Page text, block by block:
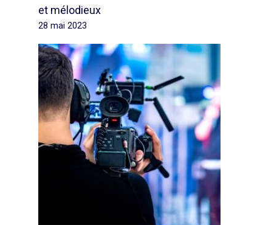
et mélodieux
28 mai 2023